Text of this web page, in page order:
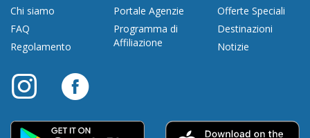
Chi siamo
FAQ
Regolamento
Portale Agenzie
Programma di
Affiliazione
Offerte Speciali
Destinazioni
Notizie